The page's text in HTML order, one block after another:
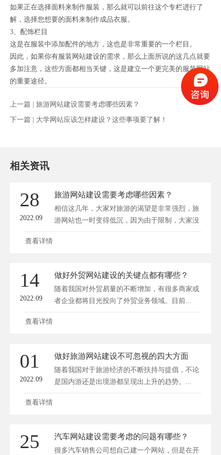
如果正在选择面料来制作服装，那么就可以前往这个专栏进行了
解，选择您想要的面料来制作成品衣服。
3、配饰栏目
这是在服装中添加配件的地方，这也是非常重要的一个栏目。
因此，如果你有服装网站建设的需求，那么上面所说的这几点就要
多加注意，这些方面都相当关键，这是建立一个更完美的服装网站
的重要途径。
上一篇 | 旅游网站建设需要考虑哪些因素？
下一篇 | 大学网站应该怎样建设？这些事项要了解！
相关资讯
28
2022.09
旅游网站建设需要考虑哪些因素？
相信这几年，大家对旅游的渴望是非常强烈，旅
游网站也一时变得低沉，因为由于限制，大家没
办...
查看详情
14
2022.09
做好外贸网站建设的关键点都有哪些？
随着我国对外贸易量的不断增加，有很多商家或
者企业都将目光投向了外贸业务领域。目前...
查看详情
01
2022.09
做好旅游网站建设不可忽视的四大方面
随着我国对于旅游经济的不断扶持与提倡，不论
是国内游还是出境游都呈现出上升的趋势。...
查看详情
25 汽车网站建设需要考虑的问题有哪些？
很多汽车销售公司想自己建一个网站，但是在开